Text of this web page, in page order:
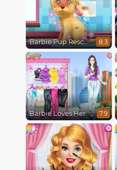
Barbie Pup Rescue 8.3
Barbie Loves Her Job 7.9